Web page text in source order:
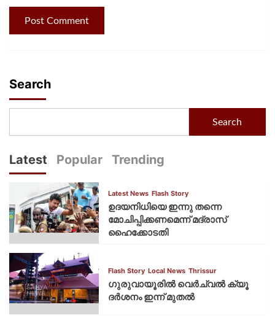
Search
Search
Latest Popular Trending
Latest News Flash Story
ഉദയനിധിയെ ഇന്നു തന്നെ
മോചിപ്പിക്കണമെന്ന് മദ്രാസ്
ഹൈക്കോടതി
Flash Story Local News Thrissur
ഗുരുവായൂരില്‍ വെര്‍ച്വല്‍ ക്യൂ
ദര്‍ശനം ഇന്ന് മുതല്‍